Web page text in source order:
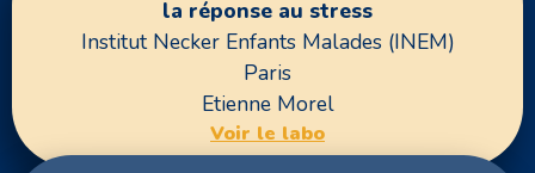
la réponse au stress
Institut Necker Enfants Malades (INEM)
Paris
Etienne Morel
Voir le labo